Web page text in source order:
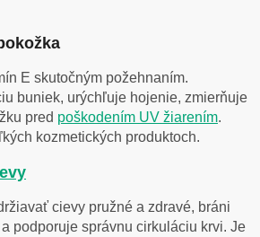
E skutočným požehnaním.
buniek, urýchľuje hojenie, zmierňuje
pred poškodením UV žiarením.
kozmetických produktoch.
cievy pružné a zdravé, bráni
a podporuje správnu cirkuláciu krvi. Je